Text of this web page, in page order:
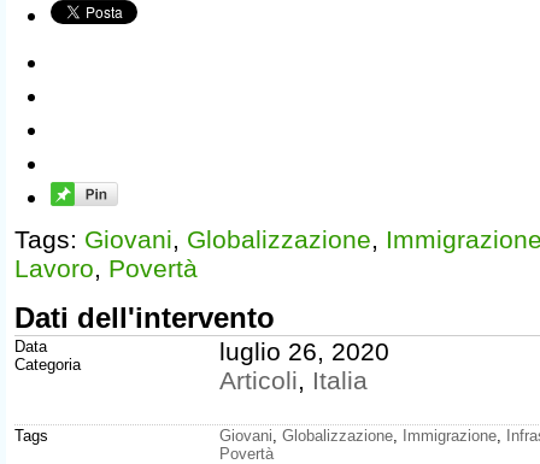
Tags: Giovani, Globalizzazione,
Lavoro, Povertà
Dati dell'intervento
Data
Categoria
luglio 26, 2020
Articoli, Italia
Tags Giovani Globalizzazione Immigrazione
Povertà